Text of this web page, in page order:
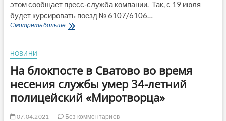
этом сообщает пресс-служба компании. Так, с 19 июля
будет курсировать поезд № 6107/6106…
Смотреть большеВозобновляется
Попасная
Сватово
НОВИНИ
На блокпосте в Сватово во время
несения службы умер 34-летний
полицейский «Миротворца»
07.04.2021
Без комментариев